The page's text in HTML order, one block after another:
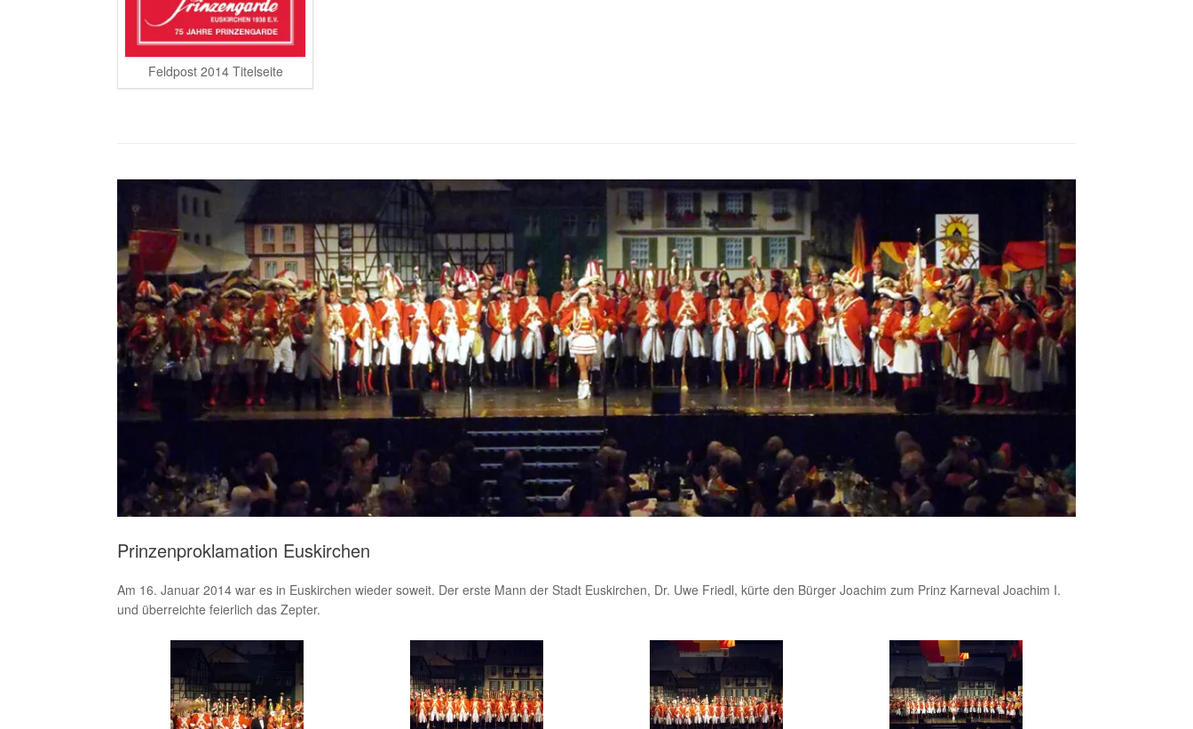
Feldpost 2014 Titelseite
Prinzenproklamation Euskirchen
Am 16. Januar 2014 war es in Euskirchen wieder soweit. Der erste Mann der Stadt Euskirchen, Dr. Uwe Friedl, kürte den Bürger Joachim zum Prinz Karneval Joachim I.
und überreichte feierlich das Zepter.